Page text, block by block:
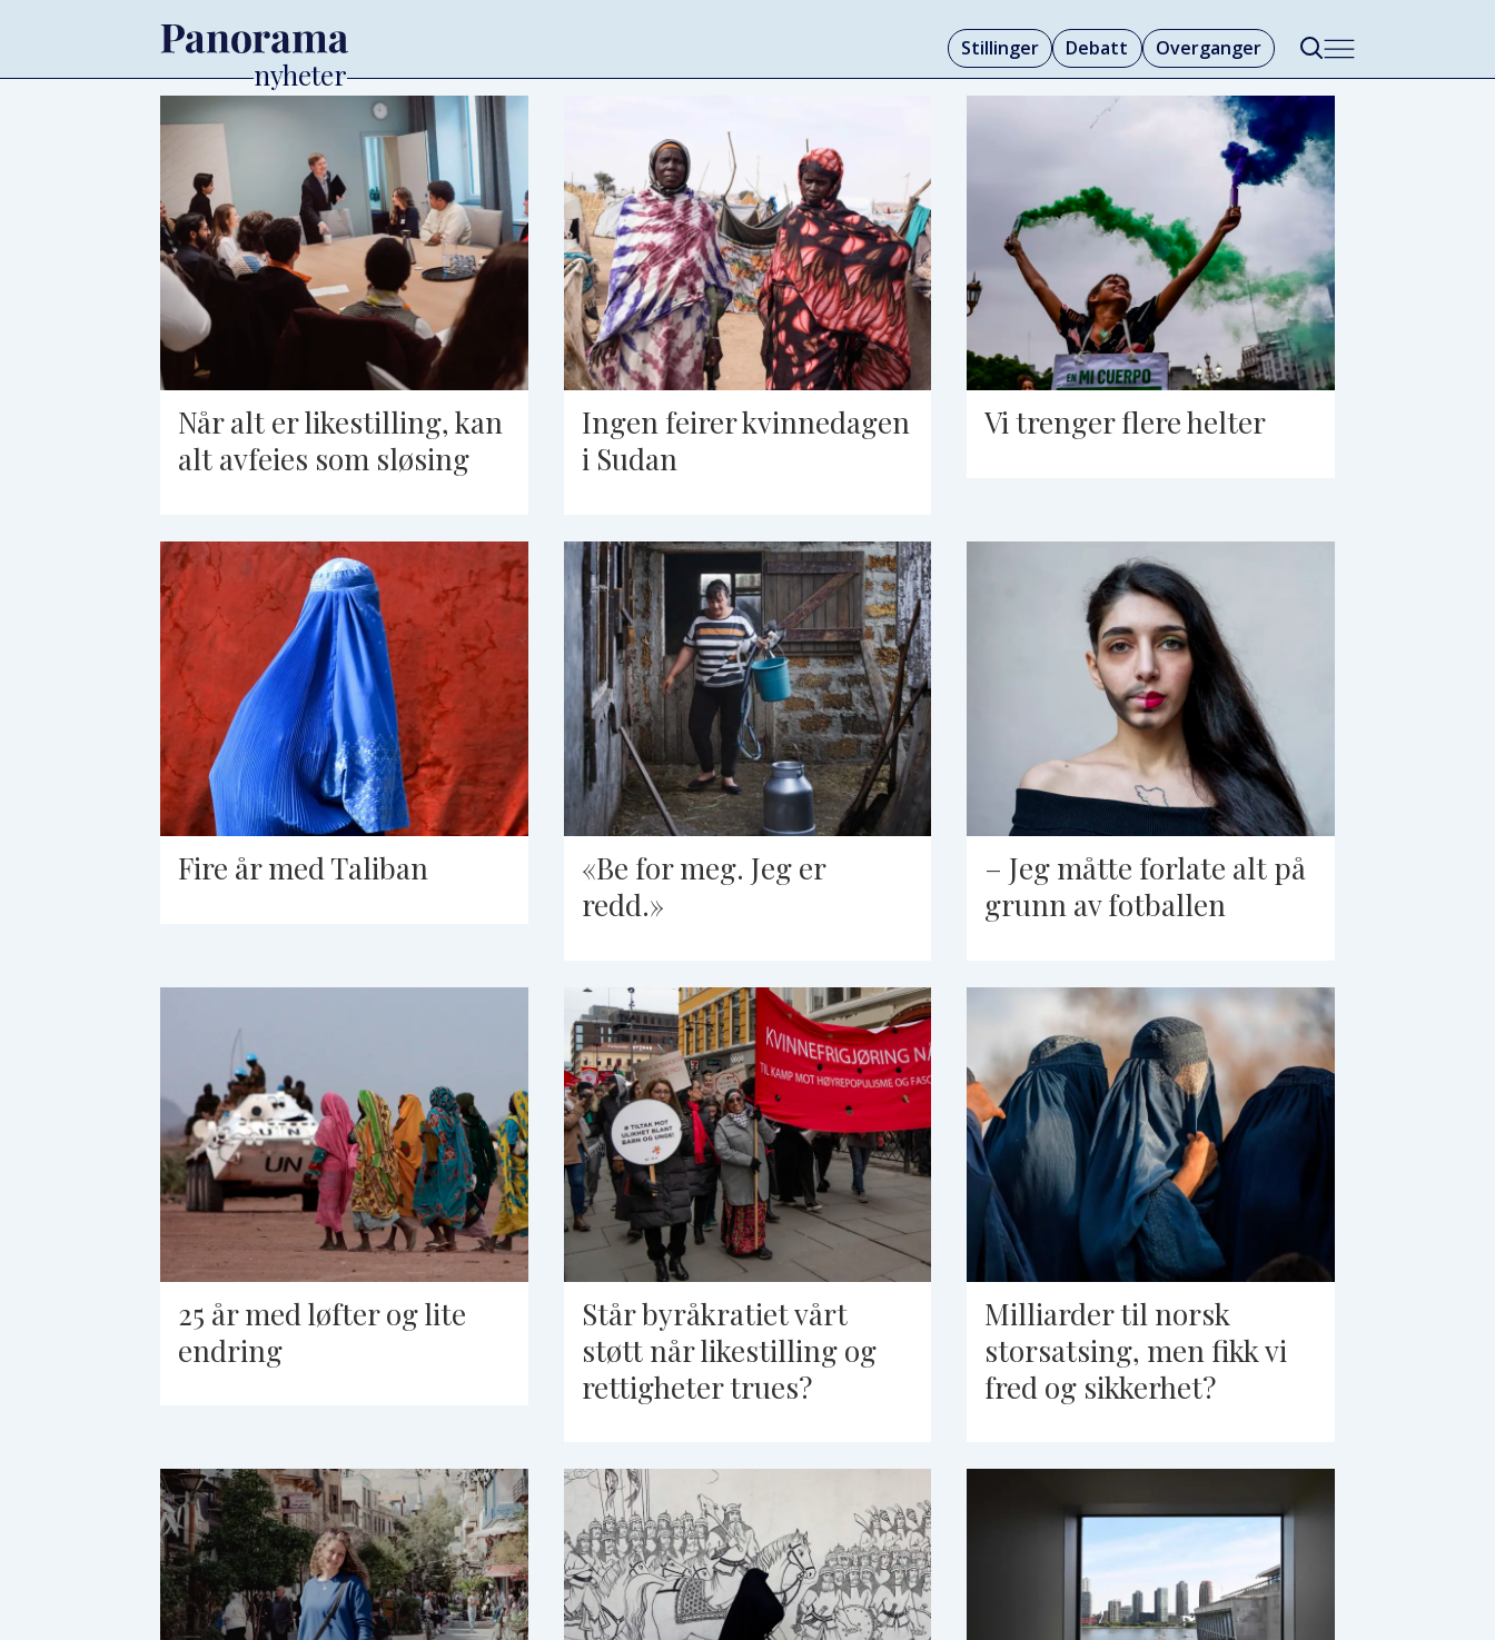
Stillinger Debatt Overganger
kvinnerettigheter
Når alt er likestilling, kan
alt avfeies som sløsing
Ingen feirer kvinnedagen
i Sudan
Vi trenger flere helter
Fire år med Taliban
«Be for meg. Jeg er
redd.»
– Jeg måtte forlate alt på
grunn av fotballen
25 år med løfter og lite
endring
Står byråkratiet vårt
støtt når likestilling og
rettigheter trues?
Milliarder til norsk
storsatsing, men fikk vi
fred og sikkerhet?